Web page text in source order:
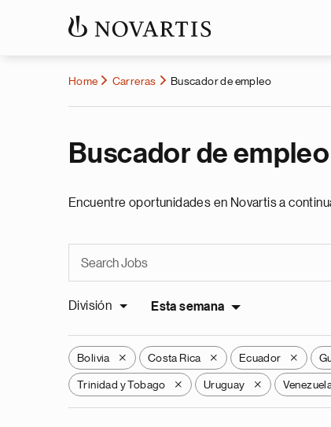
Home Carreras Buscador de empleo
Buscador de empleo
Encuentre oportunidades en Novartis a
División Esta semana
Bolivia X Costa Rica X Ecuador X
Trinidad y Tobago X Uruguay X